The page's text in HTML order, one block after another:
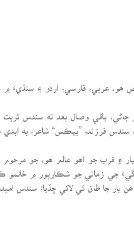
ھو. عربي، فارسي، اردو ۽ سنڌيءَ
ٿو ڄاڻي، باقي وصال بعد ته سندس
فرزند، ”بيڪس“ شاعر، به ابدي
۽ قرب جو اھو عالم ھو، جو مرحوم
جي زماني جو شڪارپور ۾ خاتمو
جا طاق ئي لائي ڇڏيا؛ سندس